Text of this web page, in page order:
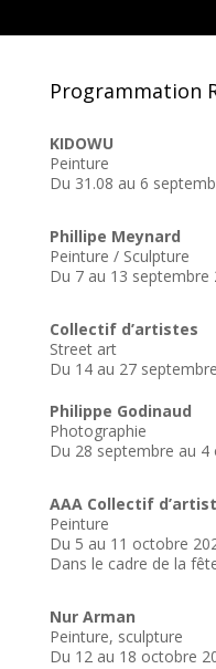
Programmation
KIDOWU
Peinture
Du 31.08 au 6
Phillipe Meynard
Peinture / Sculpture
Du 7 au 13 septembre
Collectif d’artistes
Street art
Du 14 au 27
Philippe Godinaud
Photographie
Du 28 septembre au 4
AAA Collectif
Peinture
Du 5 au 11 octobre
Dans le cadre de la
Nur Arman
Peinture, sculpture
Du 12 au 18 octobre